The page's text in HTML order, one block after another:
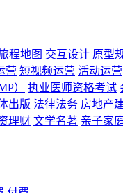
程地图 交互设计 原型
营 短视频运营 活动运营
）
执业医师资格考试
出版 法律法务 房地产
理财 文学名著 亲子家